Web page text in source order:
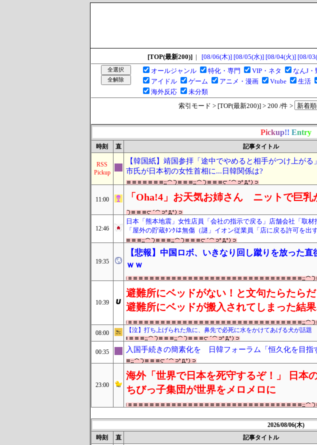
[TOP(最新200)] | [08/06(木)] [08/05(水)] [08/04(火)] [08/
オールジャンル
特化・専門 VIP・ネタ なんJ・
アイドル
ゲーム アニメ・漫画 Vtube 生活
海外反応
未分類
索引モード > [TOP(最新200)] > 200 /件 >
Pickup!! Entry
時刻 直 記事タイトル
RSS
Pickup
【韓国紙】靖国参拝「途中でやめると相手がつけ上が
市氏が日本初の女性首相に...日韓関係は?
11:00 「Oha!4」お天気お姉さん ニットで巨乳
12:46
日本「熊本地震」女性店員「会社の指示で戻る」店舗会社「取
「屋外の貯蔵ﾀﾝｸは無傷（謎」イオン従業員「店に戻る許可を出
19:35
【悲報】中国ロボ、いきなり回し蹴りを放った直
ｗｗ
10:39
避難所にベッドがない！と文句たらたら
避難所にベッドが搬入されてしまった結
08:00 【泣】打ち上げられた魚に、鼻先で必死に水をかけてあげる犬が話題
00:35 入国手続きの簡素化を 日韓フォーラム「恒久化を目指
23:00
海外「世界で日本を死守するぞ！」 日本
ちびっ子集団が世界をメロメロに
2026/08/06(木)
時刻
直 記事タイトル